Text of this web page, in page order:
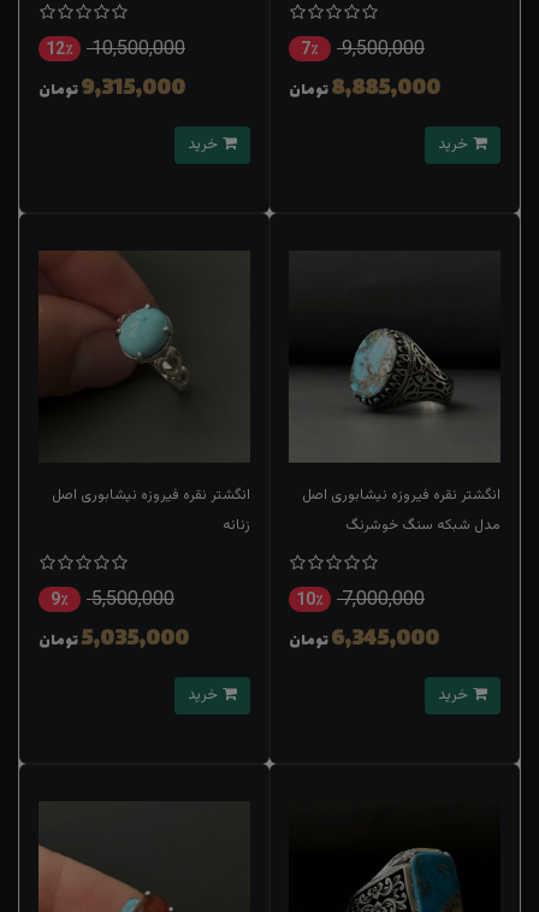
9,500,000 7٪
8,885,000تومان
10,500,000 12٪
9,315,000تومان
انگشتر نقره فیروزه نیشابوری اصل
مدل شبکه سنگ خوشرنگ
7,000,000 10٪
6,345,000تومان
انگشتر نقره فیروزه نیشابوری اصل
زنانه
5,500,000 9٪
5,035,000تومان